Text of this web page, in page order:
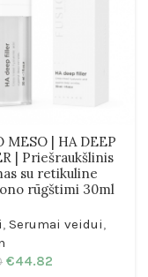
MESO | HA DEEP
| Priešraukšlinis
su retikuline
rūgštimi 30ml
, Serumai veidui,
€44.82